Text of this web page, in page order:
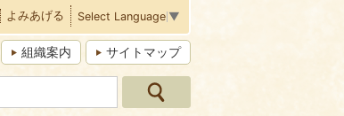
よみあげる Select Language ▼
組織案内 サイトマップ